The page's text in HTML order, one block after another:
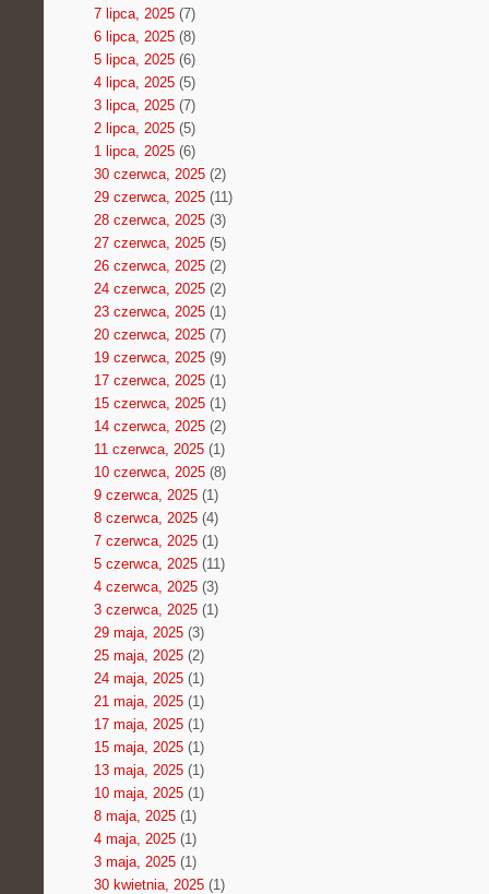
7 lipca, 2025(7)
6 lipca, 2025(8)
5 lipca, 2025(6)
4 lipca, 2025(5)
3 lipca, 2025(7)
2 lipca, 2025(5)
1 lipca, 2025(6)
30 czerwca, 2025(2)
29 czerwca, 2025(11)
28 czerwca, 2025(3)
27 czerwca, 2025(5)
26 czerwca, 2025(2)
24 czerwca, 2025(2)
23 czerwca, 2025(1)
20 czerwca, 2025(7)
19 czerwca, 2025(9)
17 czerwca, 2025(1)
15 czerwca, 2025(1)
14 czerwca, 2025(2)
11 czerwca, 2025(1)
10 czerwca, 2025(8)
9 czerwca, 2025(1)
8 czerwca, 2025(4)
7 czerwca, 2025(1)
5 czerwca, 2025(11)
4 czerwca, 2025(3)
3 czerwca, 2025(1)
29 maja, 2025(3)
25 maja, 2025(2)
24 maja, 2025(1)
21 maja, 2025(1)
17 maja, 2025(1)
15 maja, 2025(1)
13 maja, 2025(1)
10 maja, 2025(1)
8 maja, 2025(1)
4 maja, 2025(1)
3 maja, 2025(1)
30 kwietnia, 2025(1)